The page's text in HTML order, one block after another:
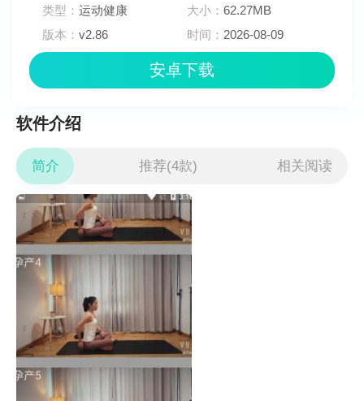
类型：运动健康 大小：62.27MB
版本：v2.86 时间： 2026-08-09
安卓下载
软件介绍
简介 推荐(4款) 相关阅读